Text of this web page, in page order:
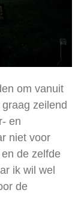
om vanuit
zeilend
en
niet voor
de zelfde
ik wil wel
de